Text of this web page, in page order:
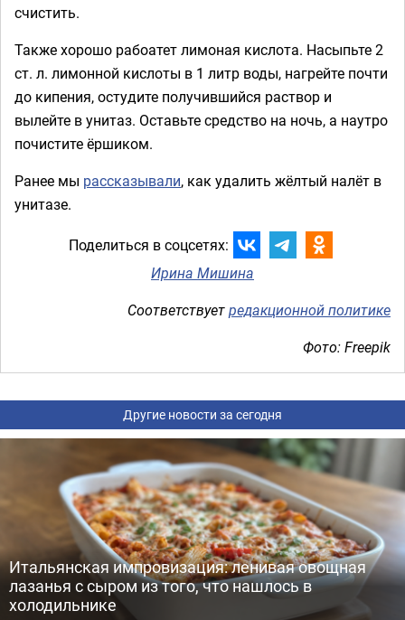
счистить.
Также хорошо рабоатет лимоная кислота. Насыпьте 2
ст. л. лимонной кислоты в 1 литр воды, нагрейте почти
до кипения, остудите получившийся раствор и
вылейте в унитаз. Оставьте средство на ночь, а наутро
почистите ёршиком.
Ранее мы рассказывали, как удалить жёлтый налёт в
унитазе.
Поделиться в соцсетях:
Ирина Мишина
Соответствуетредакционной политике
Фото: Freepik
Другие новости за сегодня
Итальянская импровизация: ленивая овощная
лазанья с сыром из того, что нашлось в
холодильнике